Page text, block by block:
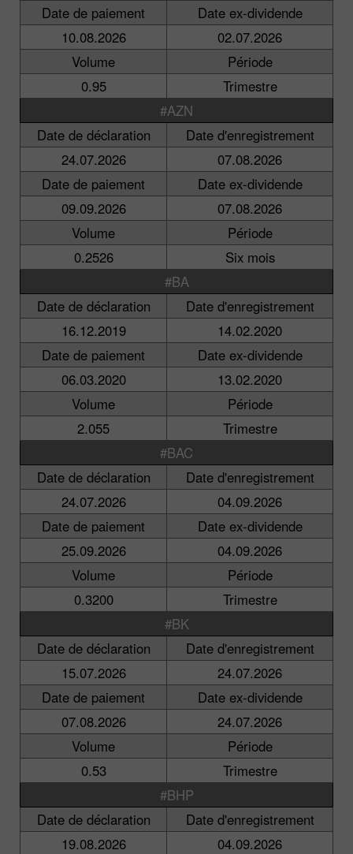
Date de paiement
Date ex-dividende
10.08.2026
02.07.2026
Volume
Période
0.95
Trimestre
#AZN
Date de déclaration
Date d'enregistrement
24.07.2026
07.08.2026
Date de paiement
Date ex-dividende
09.09.2026
07.08.2026
Volume
Période
0.2526
Six mois
#BA
Date de déclaration
Date d'enregistrement
16.12.2019
14.02.2020
Date de paiement
Date ex-dividende
06.03.2020
13.02.2020
Volume
Période
2.055
Trimestre
#BAC
Date de déclaration
Date d'enregistrement
24.07.2026
04.09.2026
Date de paiement
Date ex-dividende
25.09.2026
04.09.2026
Volume
Période
0.3200
Trimestre
#BK
Date de déclaration
Date d'enregistrement
15.07.2026
24.07.2026
Date de paiement
Date ex-dividende
07.08.2026
24.07.2026
Volume
Période
0.53
Trimestre
#BHP
Date de déclaration
Date d'enregistrement
19.08.2026
04.09.2026